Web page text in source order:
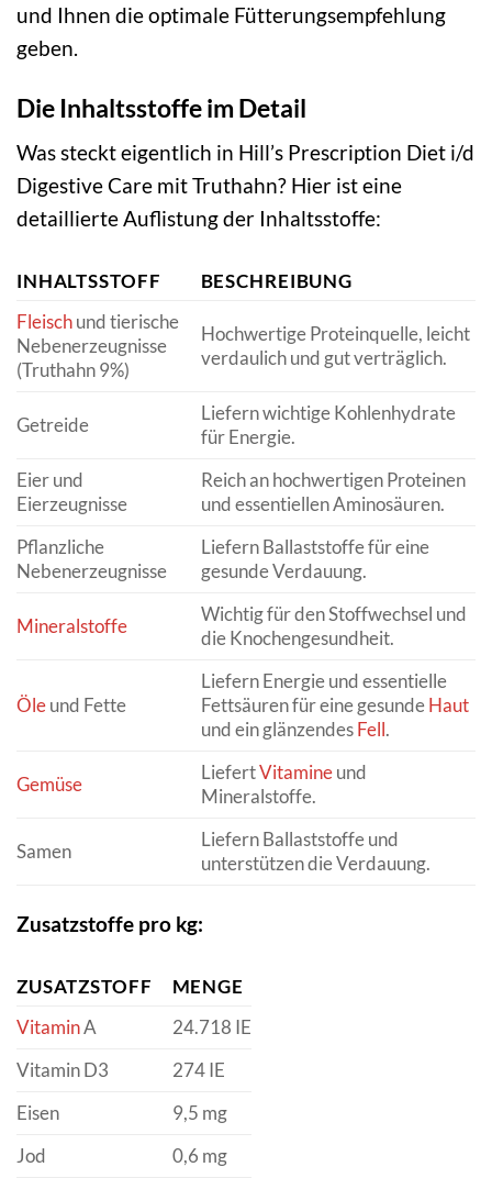
und Ihnen die optimale Fütterungsempfehlung
geben.
Die Inhaltsstoffe im Detail
Was steckt eigentlich in Hill’s Prescription Diet i/d
Digestive Care mit Truthahn? Hier ist eine
detaillierte Auflistung der Inhaltsstoffe:
INHALTSSTOFF
BESCHREIBUNG
Fleischund tierische
Nebenerzeugnisse
(Truthahn 9%)
Hochwertige Proteinquelle, leicht
verdaulich und gut verträglich.
Getreide
Liefern wichtige Kohlenhydrate
für Energie.
Eier und
Eierzeugnisse
Reich an hochwertigen Proteinen
und essentiellen Aminosäuren.
Pflanzliche
Nebenerzeugnisse
Liefern Ballaststoffe für eine
gesunde Verdauung.
Mineralstoffe
Wichtig für den Stoffwechsel und
die Knochengesundheit.
Öleund Fette
Liefern Energie und essentielle
Fettsäuren für eine gesundeHaut
und ein glänzendesFell.
Gemüse
LiefertVitamineund
Mineralstoffe.
Samen
Liefern Ballaststoffe und
unterstützen die Verdauung.
Zusatzstoffe pro kg:
ZUSATZSTOFF
MENGE
VitaminA
24.718 IE
Vitamin D3
274 IE
Eisen
9,5 mg
Jod
0,6 mg